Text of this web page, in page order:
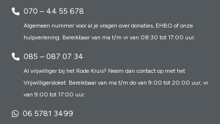
070 – 44 55 678
Algemeen nummer voor al je vragen over donaties, EHBO of onze
hulpverlening. Bereikbaar van ma t/m vr van 08:30 tot 17:00 uur.
085 – 087 07 34
Al vrijwilliger bij het Rode Kruis? Neem dan contact op met het
Vrijwilligersloket. Bereikbaar van ma t/m do van 9:00 tot 20:00 uur, vr
van 9:00 tot 17:00 uur.
06 5781 3499